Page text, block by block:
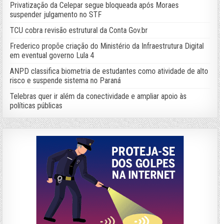
Privatização da Celepar segue bloqueada após Moraes
suspender julgamento no STF
TCU cobra revisão estrutural da Conta Gov.br
Frederico propõe criação do Ministério da Infraestrutura Digital
em eventual governo Lula 4
ANPD classifica biometria de estudantes como atividade de alto
risco e suspende sistema no Paraná
Telebras quer ir além da conectividade e ampliar apoio às
políticas públicas